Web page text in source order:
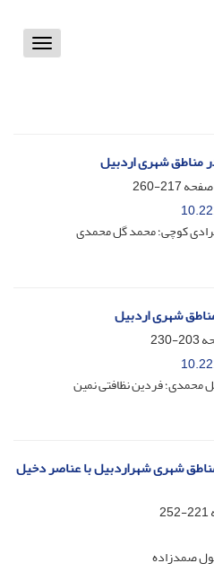
Toggle
مناطق شهری اردبیل
217-260
کوچی؛ محمد گل محمدی
شهری اردبیل
203-230
محمدی؛ فردین نظافتی نمین
شهری شهر‌اردبیل با عناصر دخیل
221-252
صمدزاده